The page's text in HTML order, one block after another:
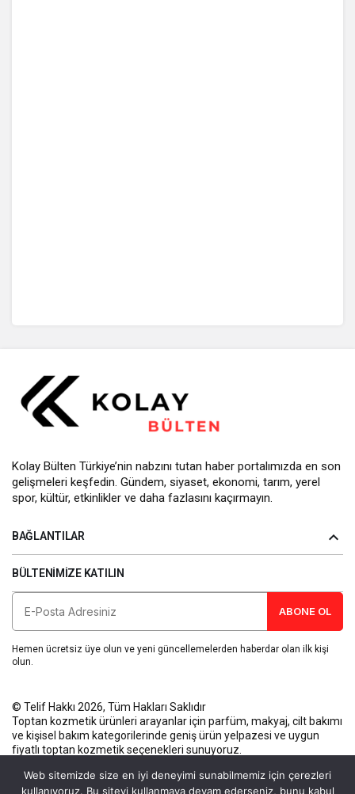
Kolay Bülten Türkiye’nin nabzını tutan haber portalımızda en son
gelişmeleri keşfedin. Gündem, siyaset, ekonomi, tarım, yerel
spor, kültür, etkinlikler ve daha fazlasını kaçırmayın.
BAĞLANTILAR
BÜLTENIMIZE KATILIN
ABONE OL
Hemen ücretsiz üye olun ve yeni güncellemelerden haberdar olan ilk kişi
olun.
© Telif Hakkı 2026, Tüm Hakları Saklıdır
Toptan kozmetik ürünleri arayanlar için parfüm, makyaj, cilt bakımı
ve kişisel bakım kategorilerinde geniş ürün yelpazesi ve uygun
fiyatlı toptan kozmetik seçenekleri sunuyoruz.
Web sitemizde size en iyi deneyimi sunabilmemiz için çerezleri
kullanıyoruz. Bu siteyi kullanmaya devam ederseniz, bunu kabul